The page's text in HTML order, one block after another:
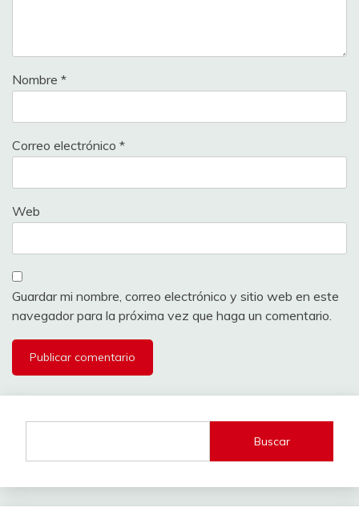
Nombre *
Correo electrónico *
Web
Guardar mi nombre, correo electrónico y sitio web en este
navegador para la próxima vez que haga un comentario.
Buscar